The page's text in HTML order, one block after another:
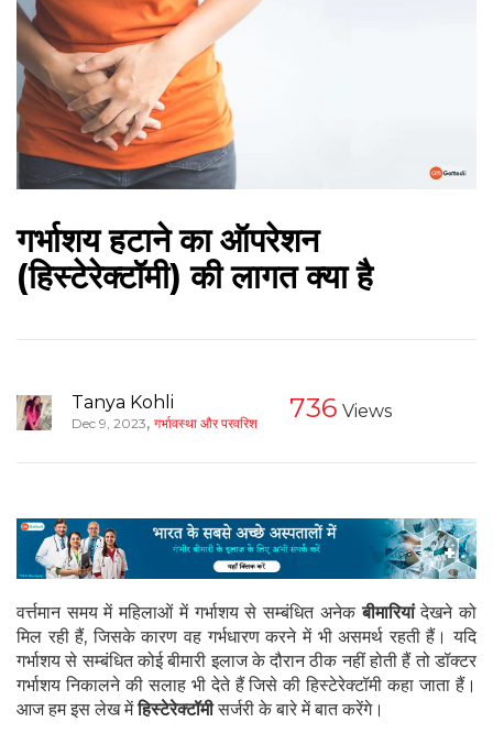
गर्भाशय हटाने का ऑपरेशन
(हिस्टेरेक्टॉमी) की लागत क्या है
Tanya Kohli
Dec 9, 2023, गर्भावस्था और परवरिश 736 Views
वर्त्तमान समय में महिलाओं में गर्भाशय से सम्बंधित अनेकबीमारियांदेखने को
मिल रही हैं, जिसके कारण वह गर्भधारण करने में भी असमर्थ रहती हैं। यदि
गर्भाशय से सम्बंधित कोई बीमारी इलाज के दौरान ठीक नहीं होती हैं तो डॉक्टर
गर्भाशय निकालने की सलाह भी देते हैं जिसे की हिस्टेरेक्टॉमी कहा जाता हैं।
आज हम इस लेख मेंहिस्टेरेक्टॉमीसर्जरी के बारे में बात करेंगे।